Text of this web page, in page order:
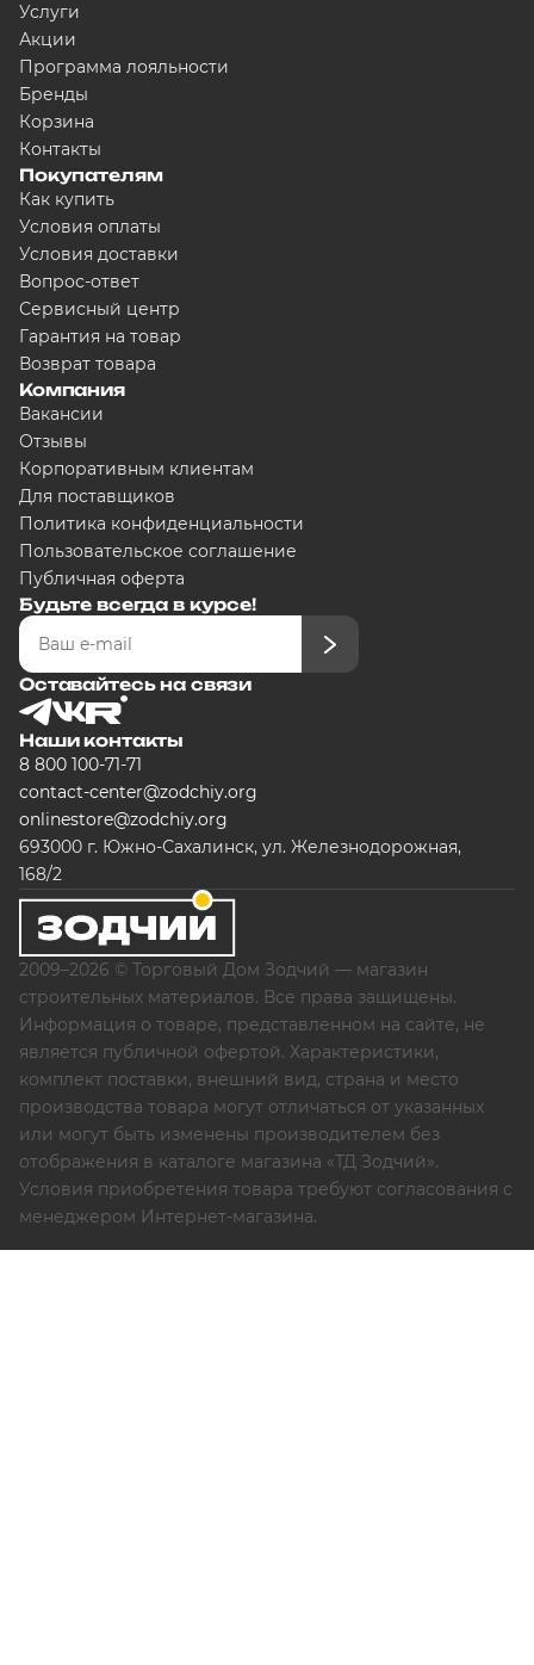
Услуги
Акции
Программа лояльности
Бренды
Корзина
Контакты
Покупателям
Как купить
Условия оплаты
Условия доставки
Вопрос-ответ
Сервисный центр
Гарантия на товар
Возврат товара
Компания
Вакансии
Отзывы
Корпоративным клиентам
Для поставщиков
Политика конфиденциальности
Пользовательское соглашение
Публичная оферта
Будьте всегда в курсе!
Оставайтесь на связи
Наши контакты
8 800 100-71-71
contact-center@zodchiy.org
onlinestore@zodchiy.org
693000 г. Южно-Сахалинск, ул. Железнодорожная,
168/2
2009–2026 © Торговый Дом Зодчий — магазин
строительных материалов. Все права защищены.
Информация о товаре, представленном на сайте, не
является публичной офертой. Характеристики,
комплект поставки, внешний вид, страна и место
производства товара могут отличаться от указанных
или могут быть изменены производителем без
отображения в каталоге магазина «ТД Зодчий».
Условия приобретения товара требуют согласования с
менеджером Интернет-магазина.